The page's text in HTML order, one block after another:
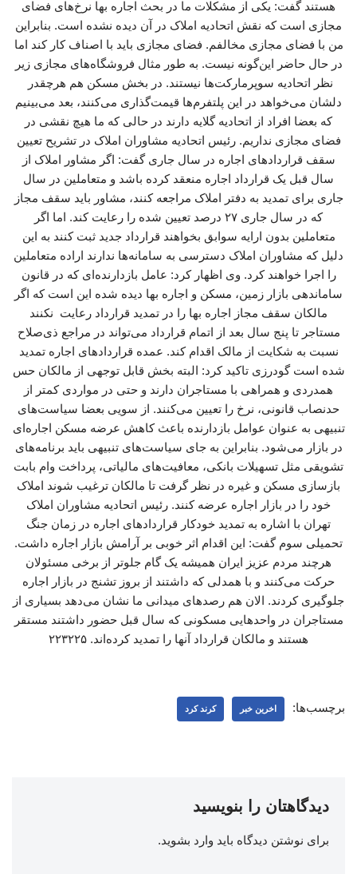
هستند گفت: یکی از مشکلات ما در بحث اجاره بها نرخ‌های فضای
مجازی است که نقش اتحادیه املاک در آن دیده نشده است. بنابراین
من با فضای مجازی مخالفم. فضای مجازی باید با اصناف کار کند اما
در حال حاضر این‌گونه نیست. به طور مثال فروشگاه‌های مجازی زیر
نظر اتحادیه سوپرمارکت‌ها نیستند. در بخش مسکن هم هرچقدر
دلشان می‌خواهد در این پلتفرم‌ها قیمت‌گذاری می‌کنند، بعد می‌بینیم
که بعضا افراد از اتحادیه گلایه دارند در حالی که ما هیچ نقشی در
فضای مجازی نداریم. رئیس اتحادیه مشاوران املاک در تشریح تعیین
سقف قراردادهای اجاره در سال جاری گفت: اگر مشاور املاک از
سال قبل یک قرارداد اجاره منعقد کرده باشد و متعاملین در سال
جاری برای تمدید به دفتر املاک مراجعه کنند، مشاور باید سقف مجاز
که در سال جاری ۲۷ درصد تعیین شده را رعایت کند. اما اگر
متعاملین بدون ارایه سوابق بخواهند قرارداد جدید ثبت کنند به این
دلیل که مشاوران املاک دسترسی به سامانه‌ها ندارند اراده متعاملین
را اجرا خواهند کرد. وی اظهار کرد: عامل بازدارنده‌ای که در قانون
ساماندهی بازار زمین، مسکن و اجاره بها دیده شده این است که اگر
مالکان سقف مجاز اجاره بها را در تمدید قرارداد رعایت نکنند
مستاجر تا پنج سال بعد از اتمام قرارداد می‌تواند در مراجع ذی‌صلاح
نسبت به شکایت از مالک اقدام کند. عمده قراردادهای اجاره تمدید
شده است گودرزی تاکید کرد: البته بخش قابل توجهی از مالکان حس
همدردی و همراهی با مستاجران دارند و حتی در مواردی کمتر از
حدنصاب قانونی، نرخ را تعیین می‌کنند. از سویی بعضا سیاست‌های
تنبیهی به عنوان عوامل بازدارنده باعث کاهش عرضه مسکن اجاره‌ای
در بازار می‌شود. بنابراین به جای سیاست‌های تنبیهی باید برنامه‌های
تشویقی مثل تسهیلات بانکی، معافیت‌های مالیاتی، پرداخت وام بابت
بازسازی مسکن و غیره در نظر گرفت تا مالکان ترغیب شوند املاک
خود را در بازار اجاره عرضه کنند. رئیس اتحادیه مشاوران املاک
تهران با اشاره به تمدید خودکار قراردادهای اجاره در زمان جنگ
تحمیلی سوم گفت: این اقدام اثر خوبی بر آرامش بازار اجاره داشت.
هرچند مردم عزیز ایران همیشه یک گام جلوتر از برخی مسئولان
حرکت می‌کنند و با همدلی که داشتند از بروز تشنج در بازار اجاره
جلوگیری کردند. الان هم رصدهای میدانی ما نشان می‌دهد بسیاری از
مستاجران در واحدهایی مسکونی که سال قبل حضور داشتند مستقر
هستند و مالکان قرارداد آنها را تمدید کرده‌اند. ۲۲۳۲۲۵
برچسب‌ها: اخرین خبر کرند کرد
دیدگاهتان را بنویسید
برای نوشتن دیدگاه باید وارد بشوید.